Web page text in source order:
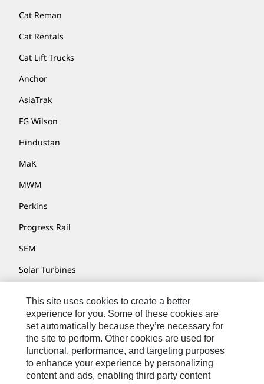
Cat Reman
Cat Rentals
Cat Lift Trucks
Anchor
AsiaTrak
FG Wilson
Hindustan
MaK
MWM
Perkins
Progress Rail
SEM
Solar Turbines
Turner Powertrain Systems
お問い合わせ先
サイト･マップ
This site uses cookies to create a better
experience for you. Some of these cookies are
set automatically because they’re necessary for
the site to perform. Other cookies are used for
functional, performance, and targeting purposes
to enhance your experience by personalizing
content and ads, enabling third party content